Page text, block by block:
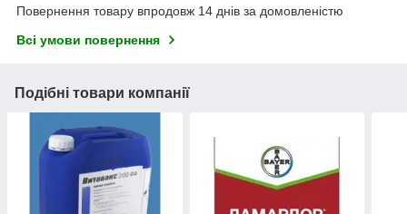
Повернення товару впродовж 14 днів за домовленістю
Всі умови повернення
Подібні товари компанії